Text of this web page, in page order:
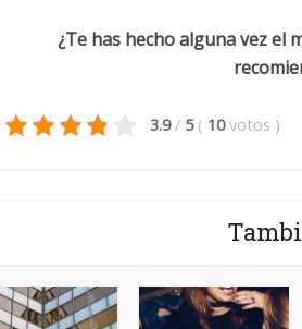
¿Te has hecho alguna vez el
3.9 / 5 ( 10 votos )